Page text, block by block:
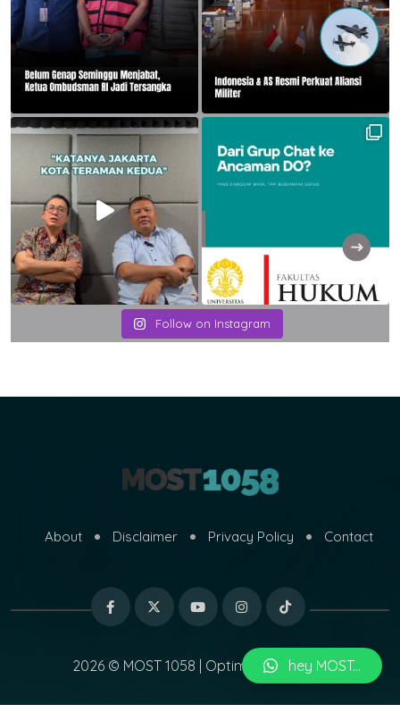
Follow on Instagram
About Disclaimer Privacy Policy Contact
2026 © MOST 1058 | Optimized byMARI
hey MOST...